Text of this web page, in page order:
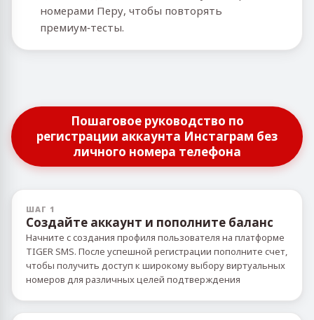
номерами Перу, чтобы повторять
премиум‑тесты.
Пошаговое руководство по
регистрации аккаунта Инстаграм без
личного номера телефона
ШАГ 1
Создайте аккаунт и пополните баланс
Начните с создания профиля пользователя на платформе
TIGER SMS. После успешной регистрации пополните счет,
чтобы получить доступ к широкому выбору виртуальных
номеров для различных целей подтверждения